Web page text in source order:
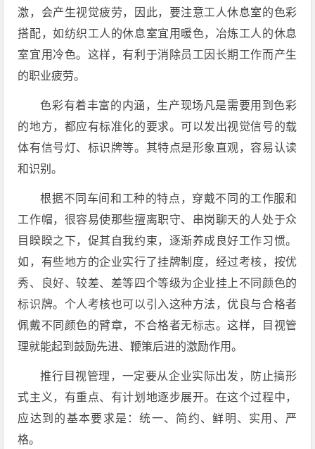
激，会产生视觉疲劳，因此，要注意工人休息室的色彩
搭配，如纺织工人的休息室宜用暖色，冶炼工人的休息
室宜用冷色。这样，有利于消除员工因长期工作而产生
的职业疲劳。
色彩有着丰富的内涵，生产现场凡是需要用到色彩
的地方，都应有标准化的要求。可以发出视觉信号的载
体有信号灯、标识牌等。其特点是形象直观，容易认读
和识别。
根据不同车间和工种的特点，穿戴不同的工作服和
工作帽，很容易使那些擅离职守、串岗聊天的人处于众
目睽睽之下，促其自我约束，逐渐养成良好工作习惯。
如，有些地方的企业实行了挂牌制度，经过考核，按优
秀、良好、较差、差等四个等级为企业挂上不同颜色的
标识牌。个人考核也可以引入这种方法，优良与合格者
佩戴不同颜色的臂章，不合格者无标志。这样，目视管
理就能起到鼓励先进、鞭策后进的激励作用。
推行目视管理，一定要从企业实际出发，防止搞形
式主义，有重点、有计划地逐步展开。在这个过程中，
应达到的基本要求是：统一、简约、鲜明、实用、严
格。